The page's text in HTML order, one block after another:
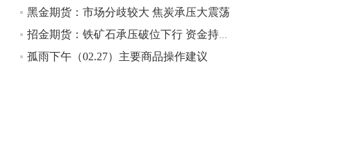
10:17
【研报精选】国内期货机构对8月5日的原
油期货走势预测
黑金期货：市场分歧较大 焦炭承压大震荡
招金期货：铁矿石承压破位下行 资金持续流出
孤雨下午（02.27）主要商品操作建议